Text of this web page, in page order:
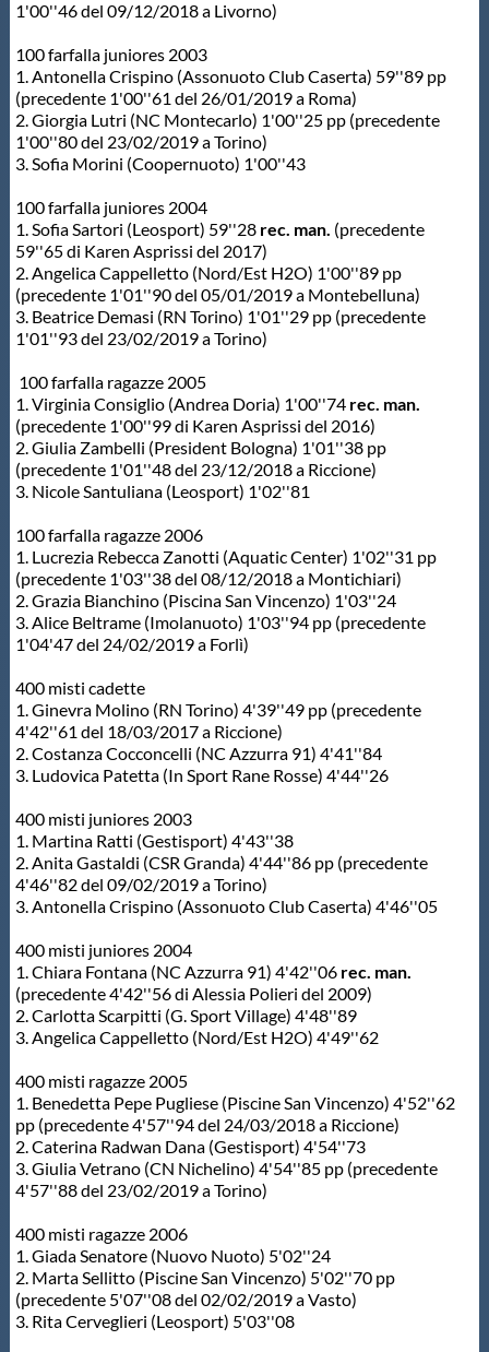
1'00''46 del 09/12/2018 a Livorno)
100 farfalla juniores 2003
1. Antonella Crispino (Assonuoto Club Caserta) 59''89 pp
(precedente 1'00''61 del 26/01/2019 a Roma)
2. Giorgia Lutri (NC Montecarlo) 1'00''25 pp (precedente
1'00''80 del 23/02/2019 a Torino)
3. Sofia Morini (Coopernuoto) 1'00''43
100 farfalla juniores 2004
1. Sofia Sartori (Leosport) 59''28 rec. man. (precedente
59''65 di Karen Asprissi del 2017)
2. Angelica Cappelletto (Nord/Est H2O) 1'00''89 pp
(precedente 1'01''90 del 05/01/2019 a Montebelluna)
3. Beatrice Demasi (RN Torino) 1'01''29 pp (precedente
1'01''93 del 23/02/2019 a Torino)
100 farfalla ragazze 2005
1. Virginia Consiglio (Andrea Doria) 1'00''74 rec. man.
(precedente 1'00''99 di Karen Asprissi del 2016)
2. Giulia Zambelli (President Bologna) 1'01''38 pp
(precedente 1'01''48 del 23/12/2018 a Riccione)
3. Nicole Santuliana (Leosport) 1'02''81
100 farfalla ragazze 2006
1. Lucrezia Rebecca Zanotti (Aquatic Center) 1'02''31 pp
(precedente 1'03''38 del 08/12/2018 a Montichiari)
2. Grazia Bianchino (Piscina San Vincenzo) 1'03''24
3. Alice Beltrame (Imolanuoto) 1'03''94 pp (precedente
1'04'47 del 24/02/2019 a Forlì)
400 misti cadette
1. Ginevra Molino (RN Torino) 4'39''49 pp (precedente
4'42''61 del 18/03/2017 a Riccione)
2. Costanza Cocconcelli (NC Azzurra 91) 4'41''84
3. Ludovica Patetta (In Sport Rane Rosse) 4'44''26
400 misti juniores 2003
1. Martina Ratti (Gestisport) 4'43''38
2. Anita Gastaldi (CSR Granda) 4'44''86 pp (precedente
4'46''82 del 09/02/2019 a Torino)
3. Antonella Crispino (Assonuoto Club Caserta) 4'46''05
400 misti juniores 2004
1. Chiara Fontana (NC Azzurra 91) 4'42''06 rec. man.
(precedente 4'42''56 di Alessia Polieri del 2009)
2. Carlotta Scarpitti (G. Sport Village) 4'48''89
3. Angelica Cappelletto (Nord/Est H2O) 4'49''62
400 misti ragazze 2005
1. Benedetta Pepe Pugliese (Piscine San Vincenzo) 4'52''62
pp (precedente 4'57''94 del 24/03/2018 a Riccione)
2. Caterina Radwan Dana (Gestisport) 4'54''73
3. Giulia Vetrano (CN Nichelino) 4'54''85 pp (precedente
4'57''88 del 23/02/2019 a Torino)
400 misti ragazze 2006
1. Giada Senatore (Nuovo Nuoto) 5'02''24
2. Marta Sellitto (Piscine San Vincenzo) 5'02''70 pp
(precedente 5'07''08 del 02/02/2019 a Vasto)
3. Rita Cerveglieri (Leosport) 5'03''08